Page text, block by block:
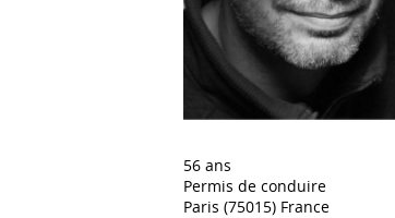
56 ans
Permis de conduire
Paris (75015) France